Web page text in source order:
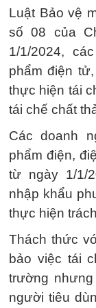
Luật Bảo vệ
số 08 của
1/1/2024,
phẩm điện
thực hiện tái
tái chế chất
Các doanh
phẩm điện,
từ ngày 1/1/
nhập khẩu
thực hiện
Thách thức
bảo việc tái
trường
người tiêu